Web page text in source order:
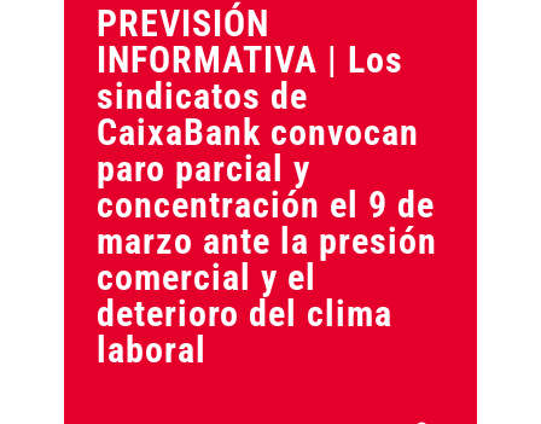
PREVISIÓN
INFORMATIVA | Los
sindicatos de
CaixaBank convocan
paro parcial y
concentración el 9 de
marzo ante la presión
comercial y el
deterioro del clima
laboral